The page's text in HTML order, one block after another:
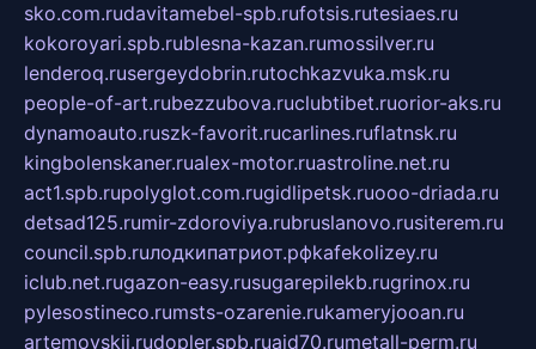
sko.com.rudavitamebel-spb.rufotsis.rutesiaes.ru
kokoroyari.spb.rublesna-kazan.rumossilver.ru
lenderoq.rusergeydobrin.rutochkazvuka.msk.ru
people-of-art.rubezzubova.ruclubtibet.ruorior-aks.ru
dynamoauto.ruszk-favorit.rucarlines.ruflatnsk.ru
kingbolenskaner.rualex-motor.ruastroline.net.ru
act1.spb.rupolyglot.com.rugidlipetsk.ruooo-driada.ru
detsad125.rumir-zdoroviya.rubruslanovo.rusiterem.ru
council.spb.ruлодкипатриот.рфkafekolizey.ru
iclub.net.rugazon-easy.rusugarepilekb.rugrinox.ru
pylesostineco.rumsts-ozarenie.rukameryjooan.ru
artemovskij.rudopler.spb.ruaid70.rumetall-perm.ru